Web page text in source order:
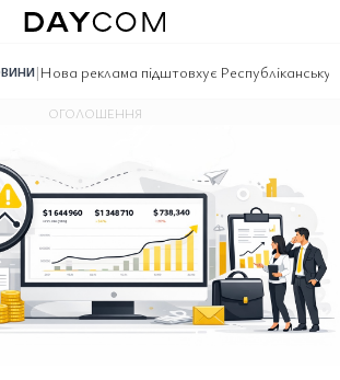
|Нова реклама підштовхує
ОГОЛОШЕННЯ